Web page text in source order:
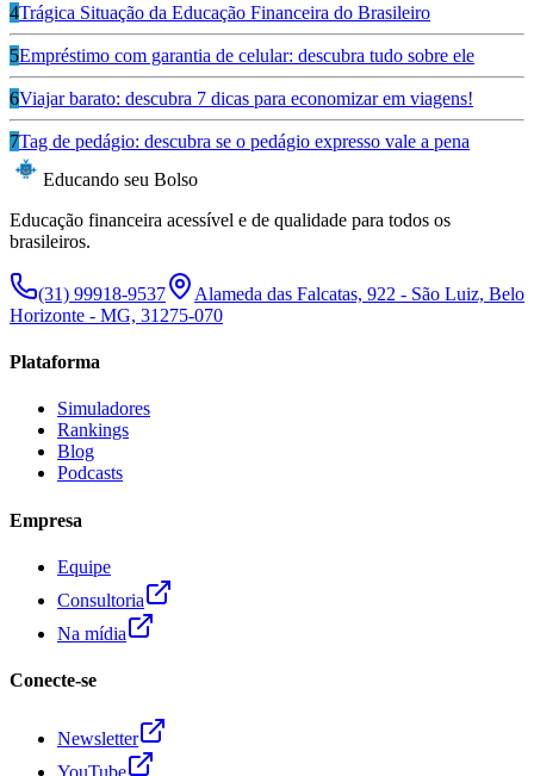
4Trágica Situação da Educação Financeira do Brasileiro
5Empréstimo com garantia de celular: descubra tudo sobre ele
6Viajar barato: descubra 7 dicas para economizar em viagens!
7Tag de pedágio: descubra se o pedágio expresso vale a pena
Educando seu Bolso
Educação financeira acessível e de qualidade para todos os
brasileiros.
(31) 99918-9537
Alameda das Falcatas, 922 - São Luiz, Belo
Horizonte - MG, 31275-070
Plataforma
Simuladores
Rankings
Blog
Podcasts
Empresa
Equipe
Consultoria
Na mídia
Conecte-se
Newsletter